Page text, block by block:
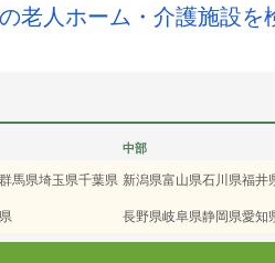
老人ホーム・介護施設を
群馬県埼玉県千葉県
中部
新潟県富山県石川県福井
長野県岐阜県静岡県愛知